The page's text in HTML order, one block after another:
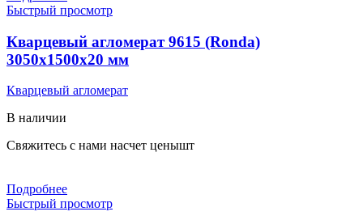
Быстрый просмотр
Кварцевый агломерат 9615 (Ronda)
3050х1500х20 мм
Кварцевый агломерат
В наличии
Свяжитесь с нами насчет ценышт
Подробнее
Быстрый просмотр